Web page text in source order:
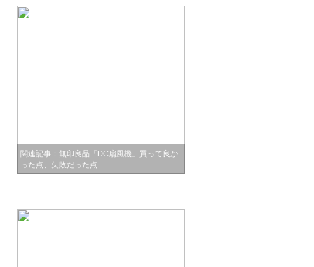
関連記事：無印良品「DC扇風機」買って良か
った点、失敗だった点